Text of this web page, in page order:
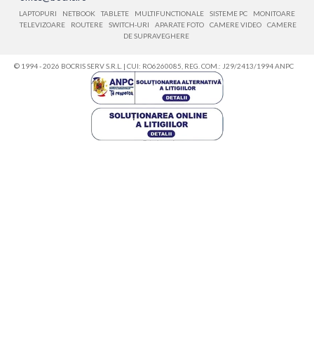
LAPTOPURI NETBOOK TABLETE MULTIFUNCTIONALE SISTEME PC
MONITOARE
TELEVIZOARE
ROUTERE SWITCH-URI APARATE FOTO CAMERE VIDEO
CAMERE
DE SUPRAVEGHERE
© 1994 - 2026 BOCRIS SERV S.R.L. | CUI: RO6260085, REG. COM.: J29/2413/1994ANPC